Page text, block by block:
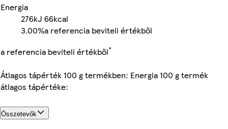
Energia
276kJ 66kcal
3.00%a referencia beviteli értékből
a referencia beviteli értékből*
Átlagos tápérték 100 g termékben: Energia 100 g termék
átlagos tápértéke:
Összetevők